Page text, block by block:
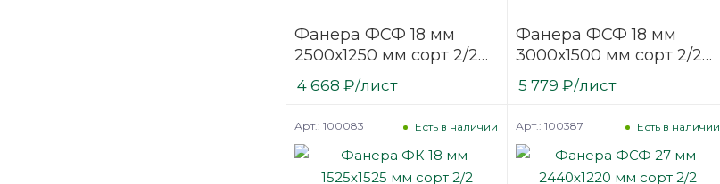
Фанера ФСФ 18 мм
2500х1250 мм сорт 2/2
шлифованная
березовая
4 668 ₽/лист
Фанера ФСФ 18 мм
3000х1500 мм сорт 2/2
шлифованная
березовая
5 779 ₽/лист
Есть в наличии
Арт.: 100083 Есть в наличии
Арт.: 100387